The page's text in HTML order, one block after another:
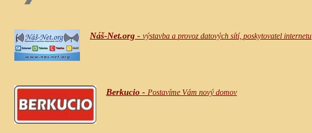
Náš-Net.org -výstavba a provoz datových sítí, poskytovatel internetu
Berkucio - Postavíme Vám nový domov